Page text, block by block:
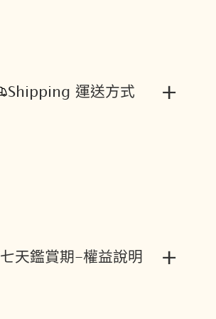
Shipping 運送方式 +
七天鑑賞期-權益說明 +